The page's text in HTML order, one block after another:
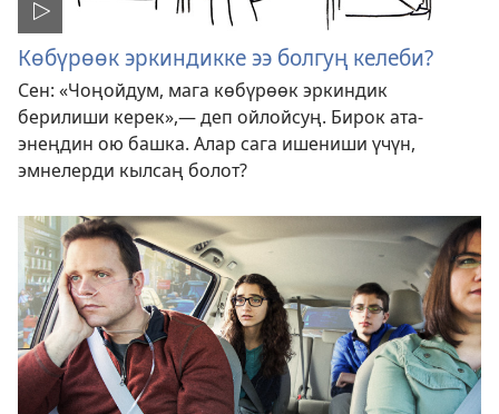
Көбүрөөк эркиндикке ээ болгуң келеби?
Сен: «Чоңойдум, мага көбүрөөк эркиндик
берилиши керек»,— деп ойлойсуң. Бирок ата-
энеңдин ою башка. Алар сага ишениши үчүн,
эмнелерди кылсаң болот?